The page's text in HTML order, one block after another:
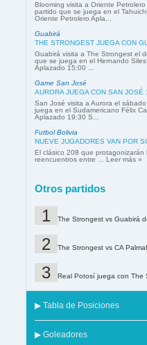
Blooming visita a Oriente
partido que se juega en el
Oriente Petrolero Apla...
Guabirá
THE STRONGEST JUEGA CON
Guabirá visita a The Strongest el
que se juega en el Hernando
Aplazado 15:00 ...
Game San José
AURORA JUEGA CON SAN JOSÉ
San José visita a Aurora el
juega en el Sudamericano Félix
Aplazado 19:30 S...
Futbol Bolivia
NUEVE JUGADORES VAN POR
El clásico 208 que
reencuentros entre ... Leer más »
Otros partidos
The Strongest vs Guabirá
The Strongest vs CA
Real Potosí juega con The
▶ Tabla de Posiciones
▶ Goleadores